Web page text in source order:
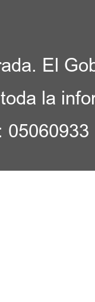
El
la
05060933